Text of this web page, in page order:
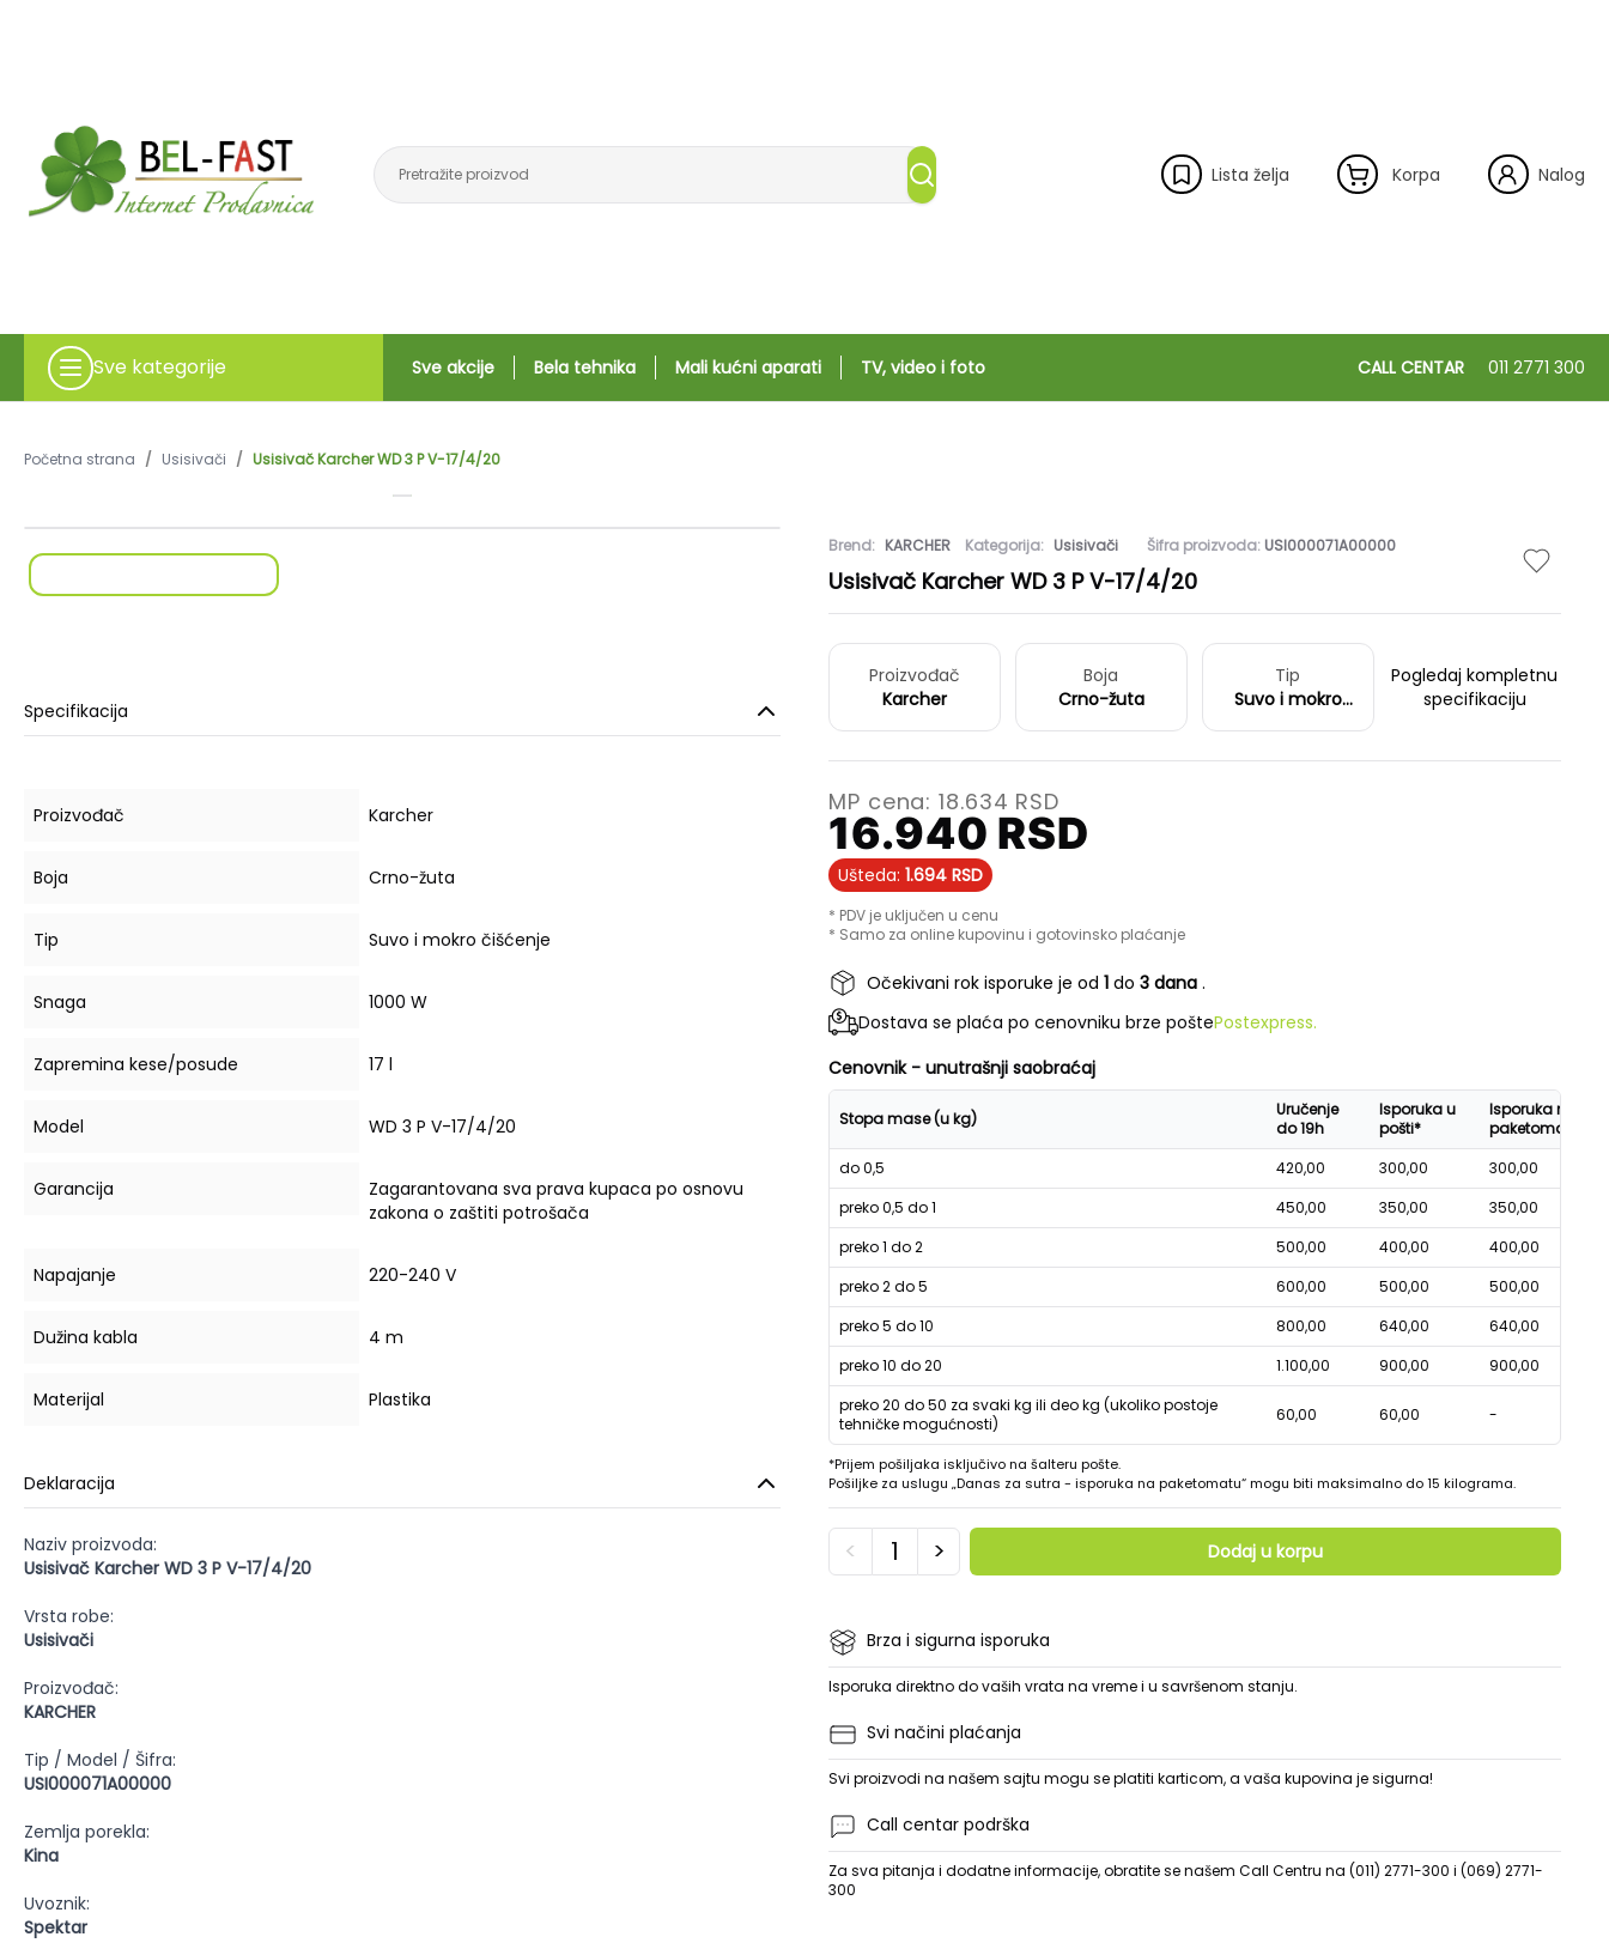
Lista želja Korpa Nalog
Sve kategorije Sve akcije Bela tehnika Mali kućni aparati TV, video i foto CALL CENTAR 011 2771 300
Početna strana / Usisivači / Usisivač Karcher WD 3 P V-17/4/20
Specifikacija
Proizvođač Karcher
Boja Crno-žuta
Tip Suvo i mokro čišćenje
Snaga 1000 W
Zapremina kese/posude 17 l
Model WD 3 P V-17/4/20
Garancija
Zagarantovana sva prava kupaca po osnovu
zakona o zaštiti potrošača
Napajanje 220-240 V
Dužina kabla 4 m
Materijal Plastika
Deklaracija
Naziv proizvoda:
Usisivač Karcher WD 3 P V-17/4/20
Vrsta robe:
Usisivači
Proizvođač:
KARCHER
Tip / Model / Šifra:
USI000071A00000
Zemlja porekla:
Kina
Uvoznik:
Spektar
Brend: KARCHER Kategorija: Usisivači Šifra proizvoda: USI000071A00000
Usisivač Karcher WD 3 P V-17/4/20
Proizvođač
Karcher
Boja
Crno-žuta
Tip
Suvo i mokro
Pogledaj kompletnu
specifikaciju
MP cena:18.634 RSD
16.940 RSD
Ušteda: 1.694 RSD
* PDV je uključen u cenu
* Samo za online kupovinu i gotovinsko plaćanje
Očekivani rok isporuke je od 1 do 3 dana .
Dostava se plaća po cenovniku brze poštePostexpress.
Cenovnik - unutrašnji saobraćaj
Stopa mase (u kg)
Uručenje
do 19h
Isporuka u
pošti*
Isporuka na
paketomatu*
do 0,5
420,00 300,00
300,00
preko 0,5 do 1
450,00 350,00
350,00
preko 1 do 2
500,00 400,00
400,00
preko 2 do 5
600,00 500,00
500,00
preko 5 do 10
800,00 640,00
640,00
preko 10 do 20
1.100,00 900,00
900,00
preko 20 do 50 za svaki kg ili deo kg (ukoliko postoje
tehničke mogućnosti)
60,00 60,00 -
*Prijem pošiljaka isključivo na šalteru pošte.
Pošiljke za uslugu „Danas za sutra - isporuka na paketomatu“ mogu biti maksimalno do 15 kilograma.
< > Dodaj u korpu
Brza i sigurna isporuka
Isporuka direktno do vaših vrata na vreme i u savršenom stanju.
Svi načini plaćanja
Svi proizvodi na našem sajtu mogu se platiti karticom, a vaša kupovina je sigurna!
Call centar podrška
Za sva pitanja i dodatne informacije, obratite se našem Call Centru na (011) 2771-300 i (069) 2771-
300